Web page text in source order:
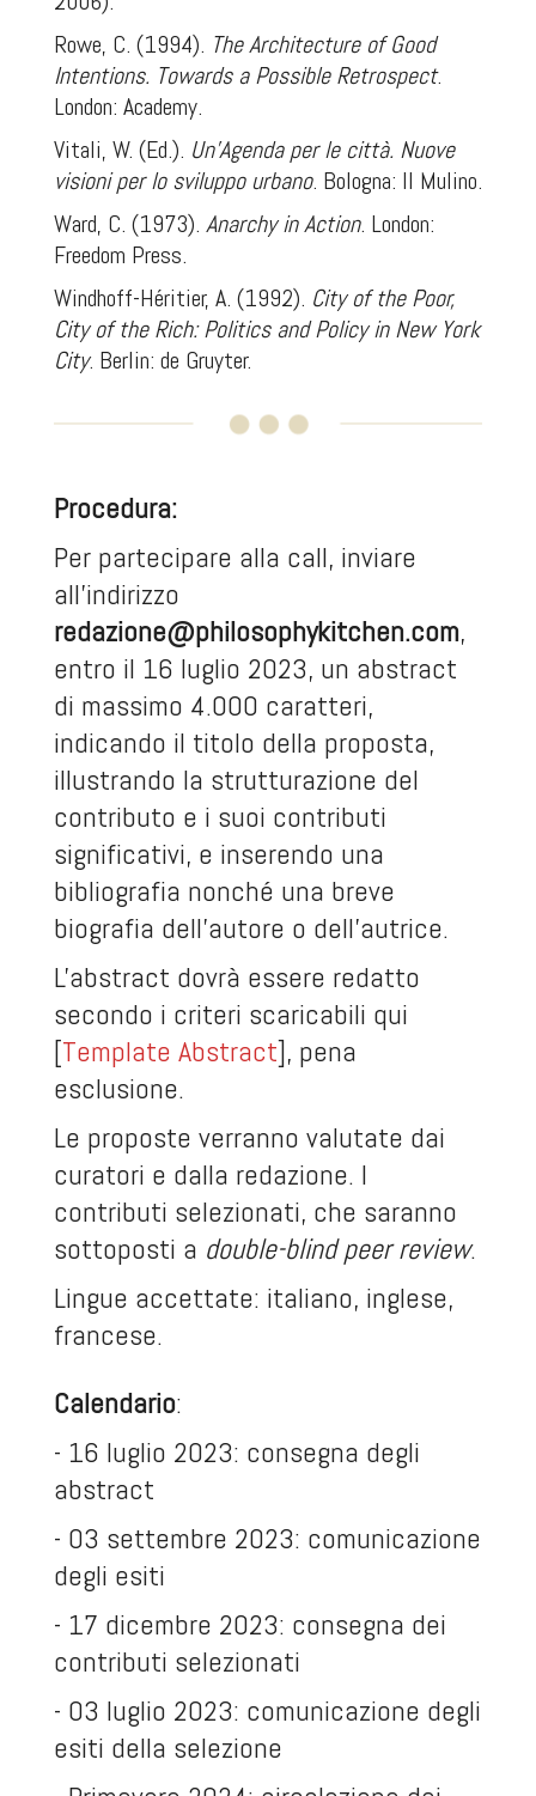
Rowe, C. (1994). The Architecture of Good
Intentions. Towards a Possible Retrospect.
London: Academy.
Vitali, W. (Ed.). Un'Agenda per le città. Nuove
visioni per lo sviluppo urbano. Bologna: Il Mulino.
Ward, C. (1973). Anarchy in Action. London:
Freedom Press.
Windhoff-Héritier, A. (1992). City of the Poor,
City of the Rich: Politics and Policy in New York
City. Berlin: de Gruyter.
Procedura:
Per partecipare alla call, inviare
all'indirizzo
redazione@philosophykitchen.com,
entro il 16 luglio 2023, un abstract
di massimo 4.000 caratteri,
indicando il titolo della proposta,
illustrando la strutturazione del
contributo e i suoi contributi
significativi, e inserendo una
bibliografia nonché una breve
biografia dell’autore o dell’autrice.
L'abstract dovrà essere redatto
secondo i criteri scaricabili qui
[Template Abstract], pena
esclusione.
Le proposte verranno valutate dai
curatori e dalla redazione. I
contributi selezionati, che saranno
sottoposti a double-blind peer review.
Lingue accettate: italiano, inglese,
francese.
Calendario:
- 16 luglio 2023: consegna degli
abstract
- 03 settembre 2023: comunicazione
degli esiti
- 17 dicembre 2023: consegna dei
contributi selezionati
- 03 luglio 2023: comunicazione degli
esiti della selezione